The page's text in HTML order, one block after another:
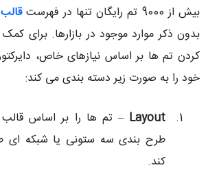
بیش از 9000 تم رایگان تنها در فهرست
بدون ذکر موارد موجود در بازارها. برای کمک
کردن تم ها بر اساس نیازهای خاص،
خود را به صورت زیر دسته بندی می کند:
Layout – تم ها را بر اساس
طرح بندی سه ستونی یا شبکه ای
کند.